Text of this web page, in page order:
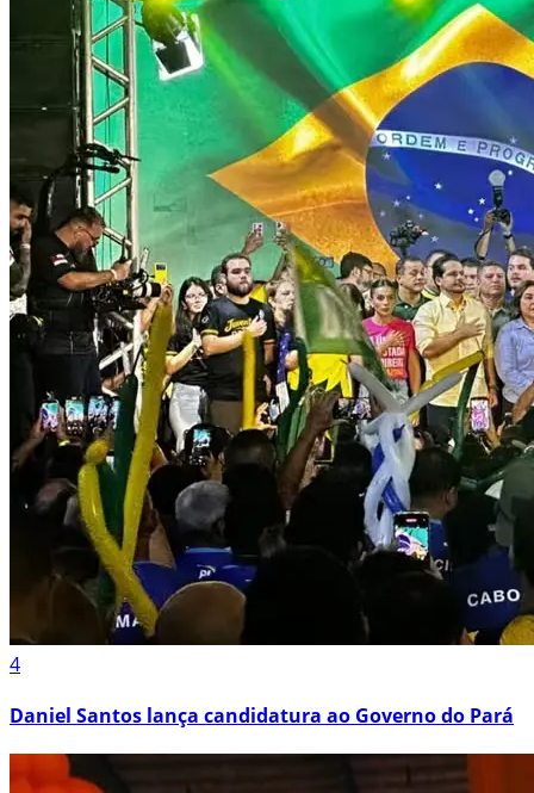
4
Daniel Santos lança candidatura ao Governo do Pará